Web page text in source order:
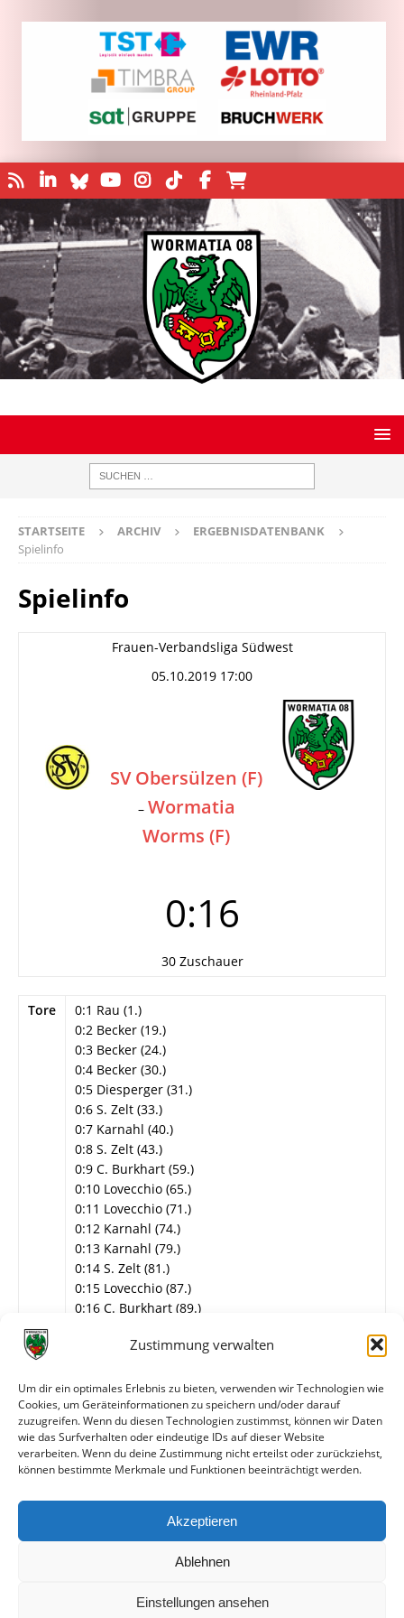
Zustimmung verwalten
Um dir ein optimales Erlebnis zu bieten, verwenden wir Technologien wie
Cookies, um Geräteinformationen zu speichern und/oder darauf
zuzugreifen. Wenn du diesen Technologien zustimmst, können wir Daten
wie das Surfverhalten oder eindeutige IDs auf dieser Website
verarbeiten. Wenn du deine Zustimmung nicht erteilst oder zurückziehst,
können bestimmte Merkmale und Funktionen beeinträchtigt werden.
Akzeptieren
Ablehnen
Einstellungen ansehen
STARTSEITE ARCHIV
ERGEBNISDATENBANK
Spielinfo
Spielinfo
Frauen-Verbandsliga Südwest
05.10.2019 17:00
SV Obersülzen (F)
– Wormatia
Worms (F)
0:16
30 Zuschauer
Tore
0:1 Rau (1.)
0:2 Becker (19.)
0:3 Becker (24.)
0:4 Becker (30.)
0:5 Diesperger (31.)
0:6 S. Zelt (33.)
0:7 Karnahl (40.)
0:8 S. Zelt (43.)
0:9 C. Burkhart (59.)
0:10 Lovecchio (65.)
0:11 Lovecchio (71.)
0:12 Karnahl (74.)
0:13 Karnahl (79.)
0:14 S. Zelt (81.)
0:15 Lovecchio (87.)
0:16 C. Burkhart (89.)
Info
8. Spieltag
Bätz – Stock, S. Schmitt, A. Zelt, Flatter, Rau (51.
Lovecchio), Heinz, Diesperger (51. C. Burkhart), S.
Zelt, Karnahl, Becker (58. Konnermann).
Alle bisherigen Partien der beiden Mannschaften
anzeigen